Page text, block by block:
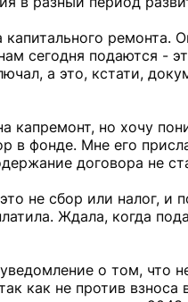
капитального
сегодня подаются -
а это, кстати,
капремонт, но хочу
в фонде. Мне его
договора не
не сбор или налог, и
Ждала, когда
о том, что
как не против